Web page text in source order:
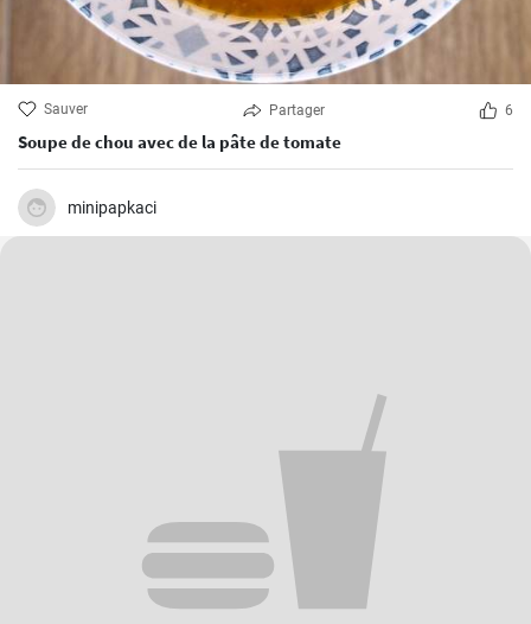
Sauver Partager 6
Soupe de chou avec de la pâte de tomate
minipapkaci